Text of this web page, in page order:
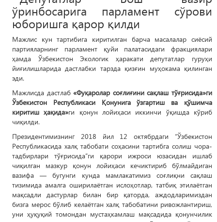
Мажлис кун тартибига киритилган барча масалалар сиёсий
партияларнинг парламент қуйи палатасидаги фракциялари
ҳамда Ўзбекистон Экологик ҳаракати депутатлар гуруҳи
йиғилишларида дастлабки тарзда қизғин муҳокама қилинган
эди.
Мажлисда дастлаб«Фуқаролар соғлиғини сақлаш тўғрисида»ги
Ўзбекистон Республикаси Қонунига ўзгартиш ва қўшимча
киритиш ҳақида»ги
қонун лойиҳаси иккинчи ўқишда кўриб
чиқилди.
Президентимизнинг 2018 йил 12 октябрдаги “Ўзбекистон
Республикасида халқ табобати соҳасини тартибга солиш чора-
тадбирлари тўғрисида”ги қарори ижроси юзасидан ишлаб
чиқилган мазкур қонун лойиҳаси кечиктириб бўлмайдиган
вазифа — бугунги кунда мамлакатимиз соғлиқни сақлаш
тизимида амалга оширилаётган ислоҳотлар, татбиқ этилаётган
мақсадли дастурлар билан бир қаторда, аждодларимиздан
бизга мерос бўлиб келаётган халқ табобатини ривожлантириш,
уни ҳуқуқий томондан мустаҳкамлаш мақсадида қонунчилик